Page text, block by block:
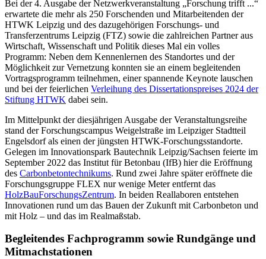
Bei der 4. Ausgabe der Netzwerkveranstaltung „Forschung trifft ...“
erwartete die mehr als 250 Forschenden und Mitarbeitenden der
HTWK Leipzig und des dazugehörigen Forschungs- und
Transferzentrums Leipzig (FTZ) sowie die zahlreichen Partner aus
Wirtschaft, Wissenschaft und Politik dieses Mal ein volles
Programm: Neben dem Kennenlernen des Standortes und der
Möglichkeit zur Vernetzung konnten sie an einem begleitenden
Vortragsprogramm teilnehmen, einer spannende Keynote lauschen
und bei der feierlichen Verleihung des Dissertationspreises 2024 der
Stiftung HTWK dabei sein.
Im Mittelpunkt der diesjährigen Ausgabe der Veranstaltungsreihe
stand der Forschungscampus Weigelstraße im Leipziger Stadtteil
Engelsdorf als einen der jüngsten HTWK-Forschungsstandorte.
Gelegen im Innovationspark Bautechnik Leipzig/Sachsen feierte im
September 2022 das Institut für Betonbau (IfB) hier die Eröffnung
des Carbonbetontechnikums. Rund zwei Jahre später eröffnete die
Forschungsgruppe FLEX nur wenige Meter entfernt das
HolzBauForschungsZentrum. In beiden Reallaboren entstehen
Innovationen rund um das Bauen der Zukunft mit Carbonbeton und
mit Holz – und das im Realmaßstab.
Begleitendes Fachprogramm sowie Rundgänge und
Mitmachstationen